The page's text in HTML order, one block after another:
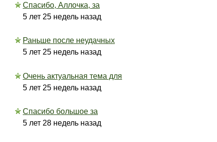
Спасибо, Аллочка, за
5 лет 25 недель назад
Раньше после неудачных
5 лет 25 недель назад
Очень актуальная тема для
5 лет 25 недель назад
Спасибо большое за
5 лет 28 недель назад